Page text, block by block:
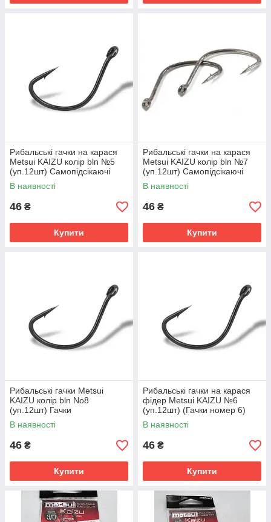
Рибальські гачки на карася
Metsui KAIZU колір bln №5
(уп.12шт) Самопідсікаючі
гачки
В наявності
46 ₴
Купити
Рибальські гачки на карася
Metsui KAIZU колір bln №7
(уп.12шт) Самопідсікаючі
гачки
В наявності
46 ₴
Купити
Рибальські гачки Metsui
KAIZU колір bln No8
(уп.12шт) Гачки
самоподсекающие
В наявності
46 ₴
Купити
Рибальські гачки на карася
фідер Metsui KAIZU №6
(уп.12шт) (Гачки номер 6)
В наявності
46 ₴
Купити